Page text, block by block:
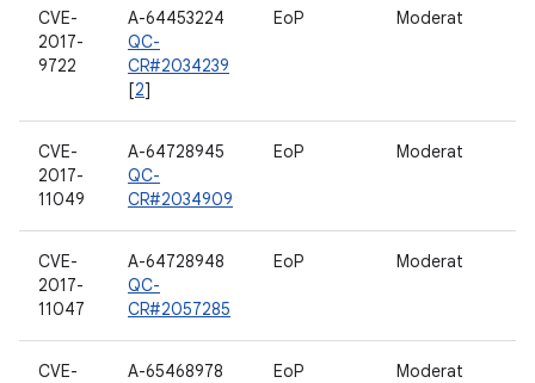
CVE-
2017-
9722
A-64453224
QC-
CR#2034239
[2]
EoP Moderat
CVE-
2017-
11049
A-64728945
QC-
CR#2034909
EoP Moderat
CVE-
2017-
11047
A-64728948
QC-
CR#2057285
EoP Moderat
CVE-
A-65468978
EoP Moderat